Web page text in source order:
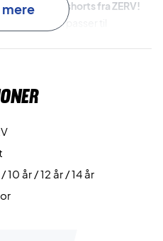
kvalitets shorts fra ZERV!
farve, som passer til
10 år / 12 år / 14 år